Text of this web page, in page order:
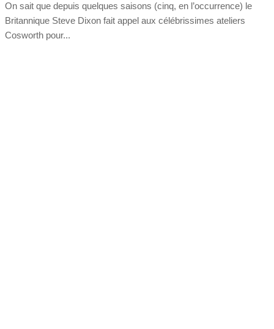
On sait que depuis quelques saisons (cinq, en l’occurrence) le
Britannique Steve Dixon fait appel aux célébrissimes ateliers
Cosworth pour...